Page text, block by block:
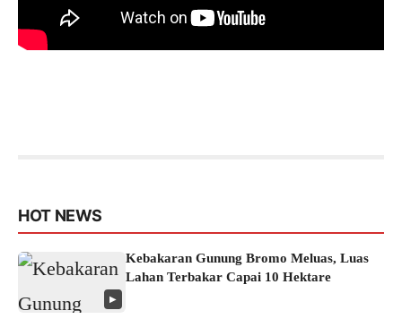
HOT NEWS
▶
Kebakaran Gunung Bromo Meluas, Luas
Lahan Terbakar Capai 10 Hektare